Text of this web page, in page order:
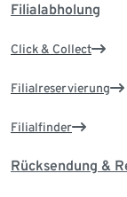
Filialabholung
Click & Collect
Filialreservierung
Filialfinder
Rücksendung &